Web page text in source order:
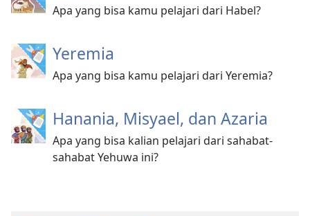
Apa yang bisa kamu pelajari dari Habel?
Yeremia
Apa yang bisa kamu pelajari dari Yeremia?
Hanania, Misyael, dan Azaria
Apa yang bisa kalian pelajari dari sahabat-
sahabat Yehuwa ini?